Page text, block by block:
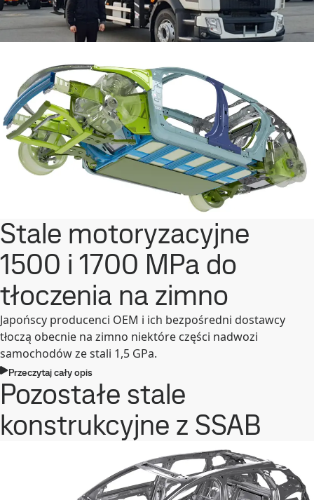
Stale motoryzacyjne
1500 i 1700 MPa do
tłoczenia na zimno
Japońscy producenci OEM i ich bezpośredni dostawcy
tłoczą obecnie na zimno niektóre części nadwozi
samochodów ze stali 1,5 GPa.
Przeczytaj cały opis
Pozostałe stale
konstrukcyjne z SSAB